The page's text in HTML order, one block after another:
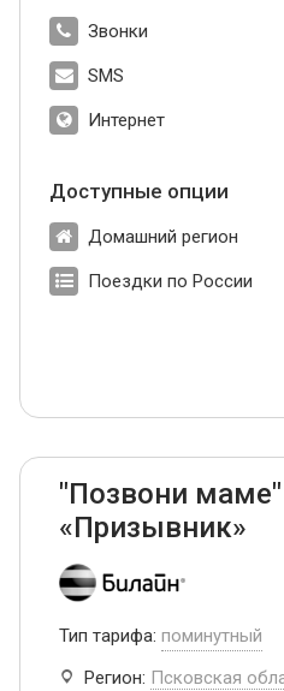
Звонки
SMS
Интернет
Доступные опции
Домашний регион
Поездки по России
"Позвони маме"
«Призывник»
Тип тарифа: поминутный
Регион: Псковская